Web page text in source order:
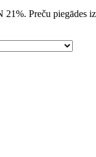
Preču piegādes